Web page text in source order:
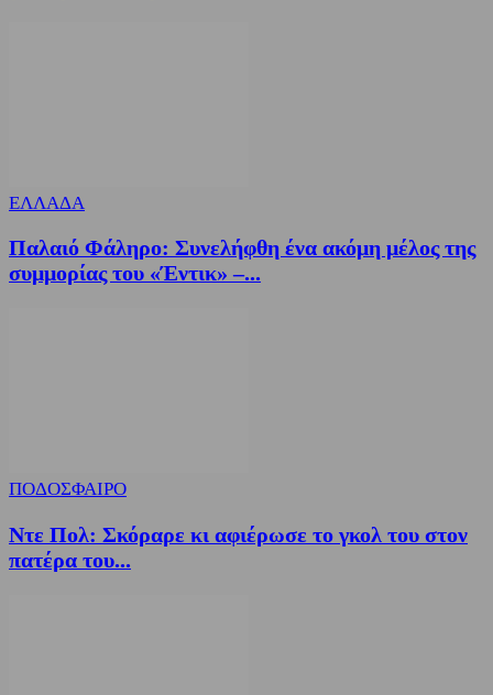
ΕΛΛΑΔΑ
Παλαιό Φάληρο: Συνελήφθη ένα ακόμη μέλος της
συμμορίας του «Έντικ» –...
ΠΟΔΟΣΦΑΙΡΟ
Ντε Πολ: Σκόραρε κι αφιέρωσε το γκολ του στον
πατέρα του...